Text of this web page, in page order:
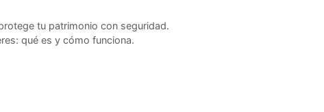
tu patrimonio con seguridad.
qué es y cómo funciona.